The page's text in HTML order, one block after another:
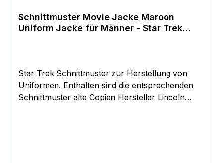
Schnittmuster Movie Jacke Maroon
Uniform Jacke für Männer - Star Trek
Star Trek Schnittmuster zur Herstellung von
Uniformen. Enthalten sind die entsprechenden
Schnittmuster alte Copien Hersteller Lincoln